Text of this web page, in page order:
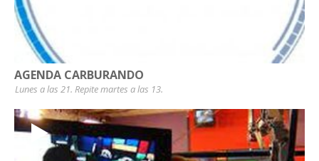
AGENDA CARBURANDO
Lunes a las 21. Repite martes a las 13.